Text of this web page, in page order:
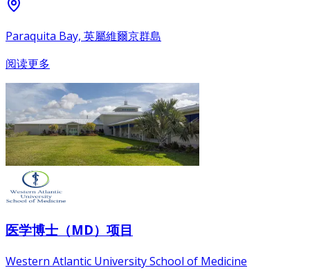
Paraquita Bay, 英屬維爾京群島
阅读更多
医学博士（MD）项目
Western Atlantic University School of Medicine